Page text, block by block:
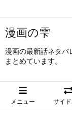
漫画の雫
漫画の最新話ネタバ
まとめています。
メニュー サイ